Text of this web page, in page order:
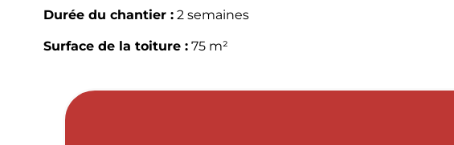
Durée du chantier :2 semaines
Surface de la toiture :75 m²